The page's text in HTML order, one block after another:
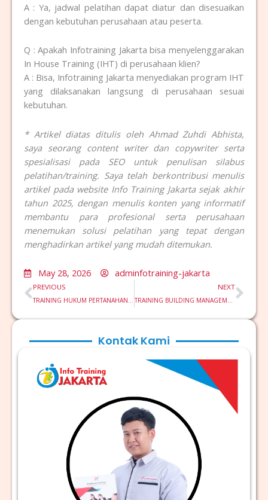
A : Ya, jadwal pelatihan dapat diatur dan disesuaikan
dengan kebutuhan perusahaan atau peserta.
Q : Apakah Infotraining Jakarta bisa menyelenggarakan
In House Training (IHT) di perusahaan klien?
A : Bisa, Infotraining Jakarta menyediakan program IHT
yang dilaksanakan langsung di perusahaan sesuai
kebutuhan.
* Artikel diatas ditulis oleh Ahmad Zuhdi Abhista,
saya seorang content writer dan copywriter serta
spesialisasi pada SEO untuk penulisan silabus
pelatihan/training. Saya telah berkontribusi menulis
artikel pada website Info Training Jakarta sejak akhir
tahun 2025, dengan menulis konten yang informatif
membantu para profesional serta perusahaan
menemukan solusi pelatihan yang tepat dengan
menghadirkan artikel yang mudah ditemukan.
May 28, 2026 adminfotraining-jakarta
Prev
PREVIOUS
TRAINING HUKUM PERTANAHAN DAN PENYELESAIAN SENGKETA TANAH
NEXT
TRAINING BUILDING MANAGEMENT AND MAINTENANCE
Kontak Kami